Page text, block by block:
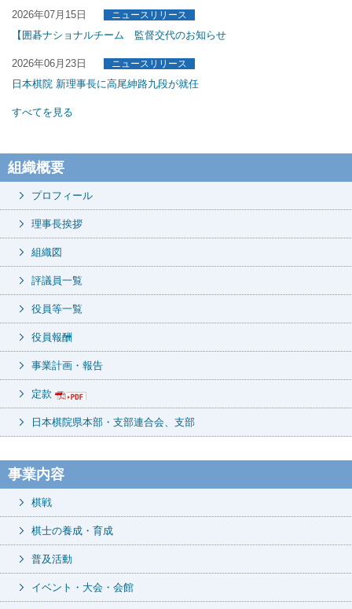
組織概要
プロフィール
理事長挨拶
組織図
評議員一覧
役員等一覧
役員報酬
事業計画・報告
定款
日本棋院県本部・支部連合会、支部
事業内容
棋戦
棋士の養成・育成
普及活動
イベント・大会・会館